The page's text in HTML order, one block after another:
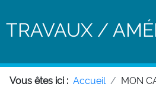
TRAVAUX /
Vous êtes ici : Accueil
MON